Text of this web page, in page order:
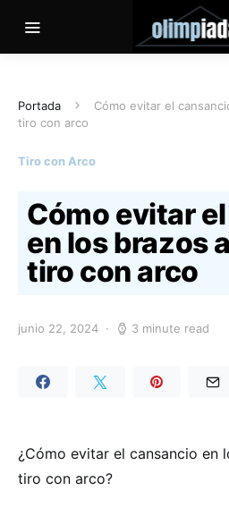
Portada
Cómo evitar el
tiro con arco
Tiro con Arco
Cómo evitar
en los brazos
tiro con arco
junio 22, 2024 3 minute read
¿Cómo evitar el cansancio en
tiro con arco?